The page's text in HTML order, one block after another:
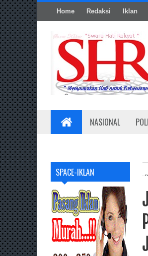
Home Redaksi Iklan
NASIONAL
SPACE-IKLAN